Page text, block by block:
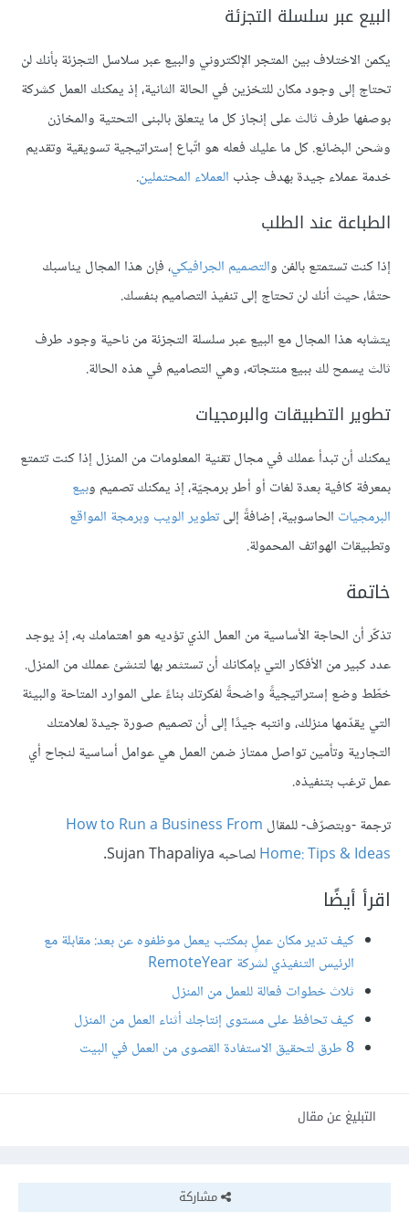
البيع عبر سلسلة التجزئة
يكمن الاختلاف بين المتجر الإلكتروني والبيع عبر سلاسل التجزئة بأنك لن
تحتاج إلى وجود مكان للتخزين في الحالة الثانية، إذ يمكنك العمل كشركة
بوصفها طرف ثالث على إنجاز كل ما يتعلق بالبنى التحتية والمخازن
وشحن البضائع. كل ما عليك فعله هو اتّباع إستراتيجية تسويقية وتقديم
خدمة عملاء جيدة بهدف جذب العملاء المحتملين.
الطباعة عند الطلب
إذا كنت تستمتع بالفن والتصميم الجرافيكي، فإن هذا المجال يناسبك
حتمًا، حيث أنك لن تحتاج إلى تنفيذ التصاميم بنفسك.
يتشابه هذا المجال مع البيع عبر سلسلة التجزئة من ناحية وجود طرف
ثالث يسمح لك ببيع منتجاته، وهي التصاميم في هذه الحالة.
تطوير التطبيقات والبرمجيات
يمكنك أن تبدأ عملك في مجال تقنية المعلومات من المنزل إذا كنت تتمتع
بمعرفة كافية بعدة لغات أو أطر برمجيّة، إذ يمكنك تصميم وبيع
البرمجيات الحاسوبية، إضافةً إلىتطوير الويب وبرمجة المواقع
وتطبيقات الهواتف المحمولة.
خاتمة
تذكّر أن الحاجة الأساسية من العمل الذي تؤديه هو اهتمامك به، إذ يوجد
عدد كبير من الأفكار التي بإمكانك أن تستثمر بها لتنشئ عملك من المنزل.
خطّط وضع إستراتيجيةً واضحةً لفكرتك بناءً على الموارد المتاحة والبيئة
التي يقدّمها منزلك، وانتبه جيدًا إلى أن تصميم صورة جيدة لعلامتك
التجارية وتأمين تواصل ممتاز ضمن العمل هي عوامل أساسية لنجاح أي
عمل ترغب بتنفيذه.
ترجمة -وبتصرّف- للمقال How to Run a Business From
Home: Tips & Ideasلصاحبه Sujan Thapaliya.
اقرأ أيضًا
كيف تدير مكان عملٍ بمكتب يعمل موظفوه عن بعد: مقابلة مع
الرئيس التنفيذي لشركة RemoteYear
ثلاث خطوات فعالة للعمل من المنزل
كيف تحافظ على مستوى إنتاجك أثناء العمل من المنزل
8 طرق لتحقيق الاستفادة القصوى من العمل في البيت
التبليغ عن مقال
مشاركة